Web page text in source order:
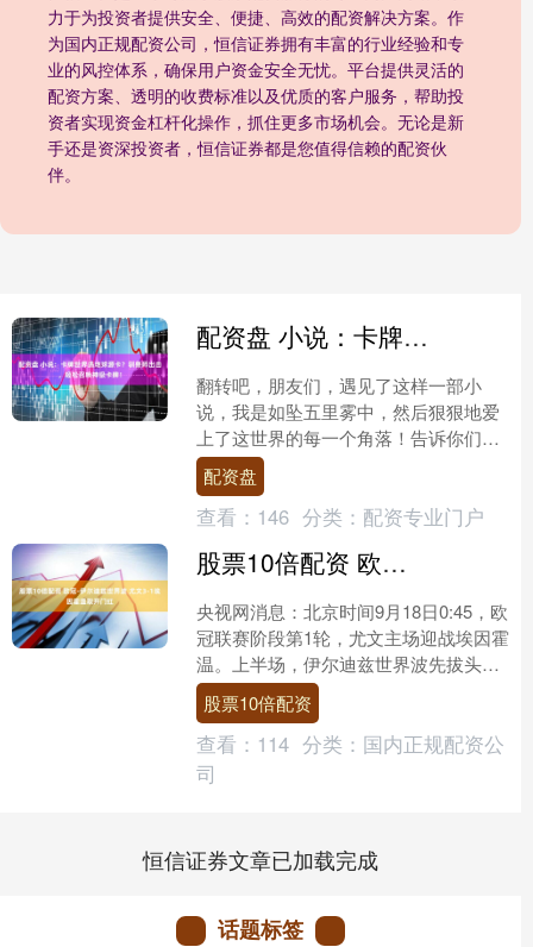
力于为投资者提供安全、便捷、高效的配资解决方案。作
为国内正规配资公司，恒信证券拥有丰富的行业经验和专
业的风控体系，确保用户资金安全无忧。平台提供灵活的
配资方案、透明的收费标准以及优质的客户服务，帮助投
资者实现资金杠杆化操作，抓住更多市场机会。无论是新
手还是资深投资者，恒信证券都是您值得信赖的配资伙
伴。
配资盘 小说：卡牌世界遇地球源卡？驯兽师出击，轻松召唤神级卡牌！
翻转吧，朋友们，遇见了这样一部小
说，我是如坠五里雾中，然后狠狠地爱
上了这世界的每一个角落！告诉你们，
我凌晨三点的沉默，不是没有故事，而
是因为被书中那英勇无畏、机....
配资盘
查看： 146 分类： 配资专业门户
股票10倍配资 欧冠-伊尔迪兹世界波 尤文3-1埃因霍温取开门红
央视网消息：北京时间9月18日0:45，欧
冠联赛阶段第1轮，尤文主场迎战埃因霍
温。上半场，伊尔迪兹世界波先拔头
筹，麦肯尼扩大领先优势。下半场，冈
萨雷斯打进一球，....
股票10倍配资
查看： 114 分类： 国内正规配资公
司
恒信证券文章已加载完成
话题标签